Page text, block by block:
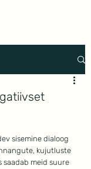
sisemine dialoog
kujutluste
saadab meid suure